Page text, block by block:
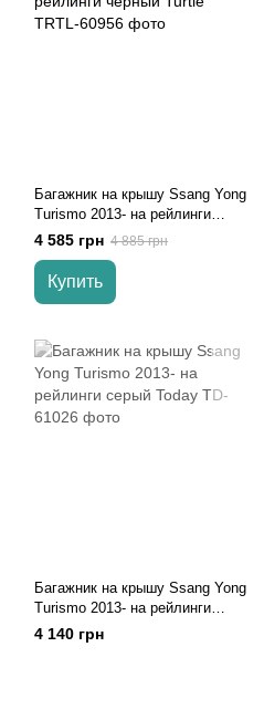
Багажник на крышу Ssang Yong
Turismo 2013- на рейлинги
черный Turtle
4 585 грн 4 885 грн
Купить
Багажник на крышу Ssang Yong
Turismo 2013- на рейлинги
серый Today
4 140 грн